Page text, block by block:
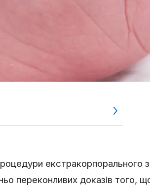
екстракорпорального
переконливих доказів того,